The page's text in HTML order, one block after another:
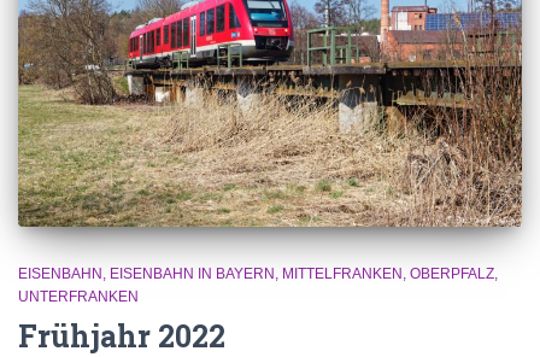
EISENBAHN EISENBAHN IN BAYERN MITTELFRANKEN OBERPFALZ
UNTERFRANKEN
Frühjahr 2022